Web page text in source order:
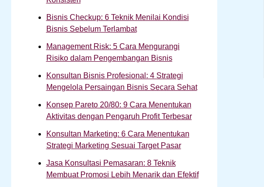
Bisnis Checkup: 6 Teknik Menilai Kondisi
Bisnis Sebelum Terlambat
Management Risk: 5 Cara Mengurangi
Risiko dalam Pengembangan Bisnis
Konsultan Bisnis Profesional: 4 Strategi
Mengelola Persaingan Bisnis Secara Sehat
Konsep Pareto 20/80: 9 Cara Menentukan
Aktivitas dengan Pengaruh Profit Terbesar
Konsultan Marketing: 6 Cara Menentukan
Strategi Marketing Sesuai Target Pasar
Jasa Konsultasi Pemasaran: 8 Teknik
Membuat Promosi Lebih Menarik dan Efektif